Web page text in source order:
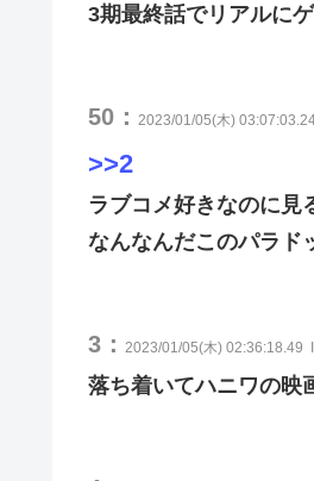
3期最終話でリアルに
50： 2023/01/05(木)
>>2
ラブコメ好きなのに見
なんなんだこのパラド
3： 2023/01/05(木) 02:36:18.49
落ち着いてハニワの映